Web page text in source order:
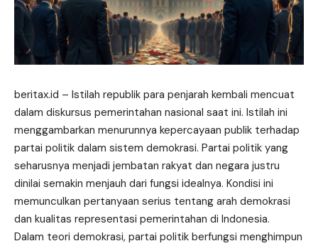
beritax.id – Istilah republik para penjarah kembali mencuat
dalam diskursus pemerintahan nasional saat ini. Istilah ini
menggambarkan menurunnya kepercayaan publik terhadap
partai politik dalam sistem demokrasi. Partai politik yang
seharusnya menjadi jembatan rakyat dan negara justru
dinilai semakin menjauh dari fungsi idealnya. Kondisi ini
memunculkan pertanyaan serius tentang arah demokrasi
dan kualitas representasi pemerintahan di Indonesia.
Dalam teori demokrasi, partai politik berfungsi menghimpun